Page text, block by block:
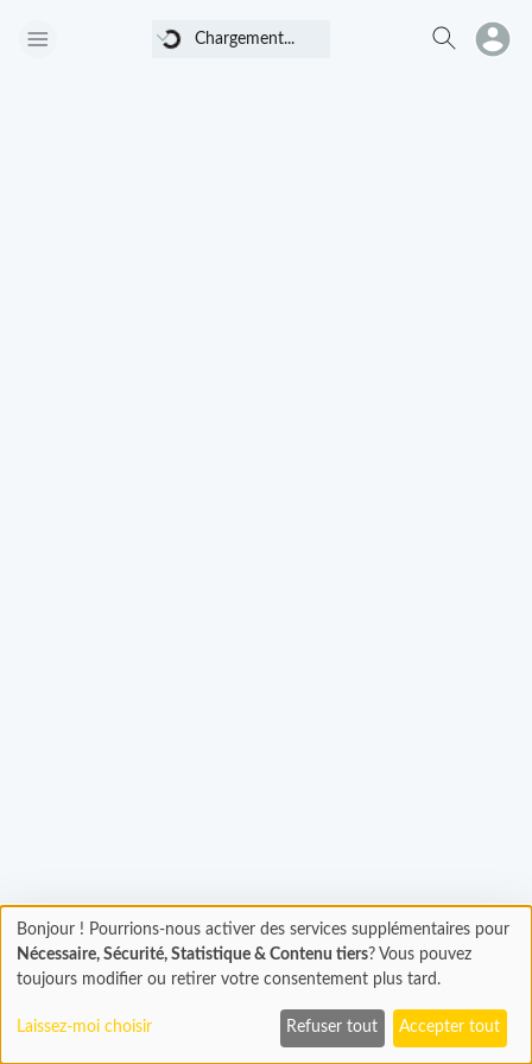
Chargement...
Chargement
En cours...
Bonjour ! Pourrions-nous activer des services supplémentaires pour
Nécessaire, Sécurité, Statistique & Contenu tiers? Vous pouvez
toujours modifier ou retirer votre consentement plus tard.
Laissez-moi choisir Refuser tout Accepter tout